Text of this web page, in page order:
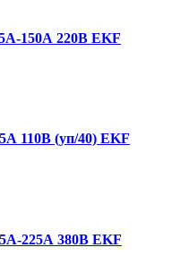
150А 220В EKF
110В (уп/40) EKF
225А 380В EKF